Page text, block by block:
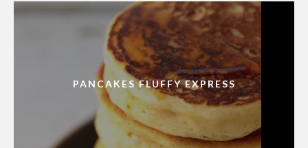
PANCAKES FLUFFY EXPRESS